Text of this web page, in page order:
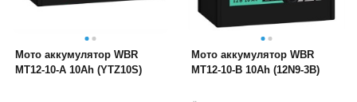
Мото аккумулятор WBR
MT12-10-A 10Ah (YTZ10S)
Мото аккумулятор WBR
MT12-10-B 10Ah (12N9-3B)